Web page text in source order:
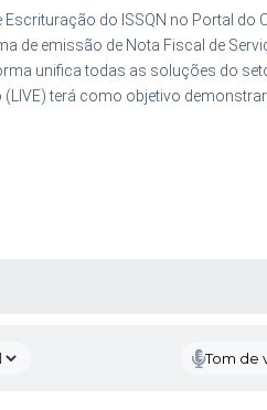
do ISSQN no Portal do
de emissão de Nota Fiscal de
unifica todas as soluções do
terá como objetivo
Tom de